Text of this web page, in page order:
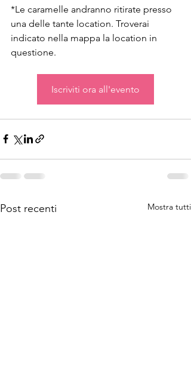
*Le caramelle andranno ritirate presso
una delle tante location. Troverai
indicato nella mappa la location in
questione.
Iscriviti ora all'evento
Post recenti Mostra tutti